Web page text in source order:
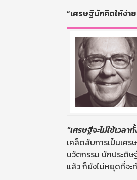
“เศรษฐีมักคิดให้ง่า
“เศรษฐีจะไม่ใช้เวล
เคล็ดลับการเป็นเศร
นวัตกรรม นักประดิษ
แล้ว ก็ยังไม่หยุดที่จะ